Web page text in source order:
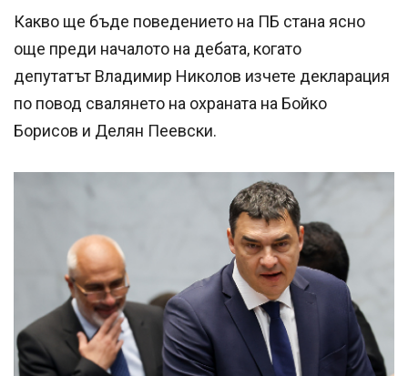
Какво ще бъде поведението на ПБ стана ясно
още преди началото на дебата, когато
депутатът Владимир Николов изчете декларация
по повод свалянето на охраната на Бойко
Борисов и Делян Пеевски.